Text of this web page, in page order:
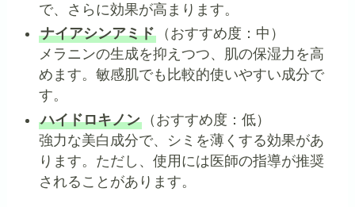
で、さらに効果が高まります。
ナイアシンアミド （おすすめ度：中）
メラニンの生成を抑えつつ、肌の保湿力を高
めます。敏感肌でも比較的使いやすい成分で
す。
ハイドロキノン （おすすめ度：低）
強力な美白成分で、シミを薄くする効果があ
ります。ただし、使用には医師の指導が推奨
されることがあります。